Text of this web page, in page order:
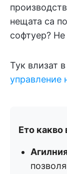
нещата са
софтуер?
Тук влизат
управление
Ето какво